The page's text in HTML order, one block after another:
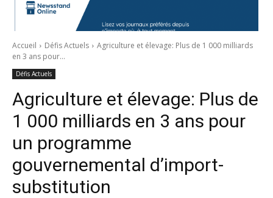
Accueil Défis Actuels
Agriculture et élevage: Plus de 1 000 milliards
en 3 ans pour...
Défis Actuels
Agriculture et élevage: Plus de
1 000 milliards en 3 ans pour
un programme
gouvernemental d’import-
substitution